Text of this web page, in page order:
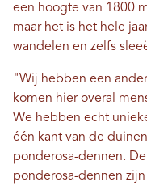
een hoogte van 1800
maar het is het hele
wandelen en zelfs
"Wij hebben een
komen hier overal
We hebben echt
één kant van de
ponderosa-dennen.
ponderosa-dennen